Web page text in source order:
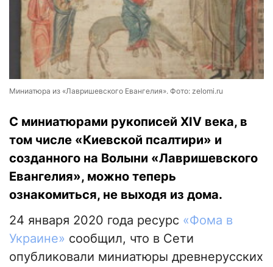
Миниатюра из «Лавришевского Евангелия». Фото: zelomi.ru
С миниатюрами рукописей XIV века, в
том числе «Киевской псалтири» и
созданного на Волыни «Лавришевского
Евангелия», можно теперь
ознакомиться, не выходя из дома.
24 января 2020 года ресурс «Фома в
Украине» сообщил, что в Сети
опубликовали миниатюры древнерусских